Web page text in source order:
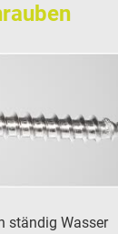
ständig Wasser